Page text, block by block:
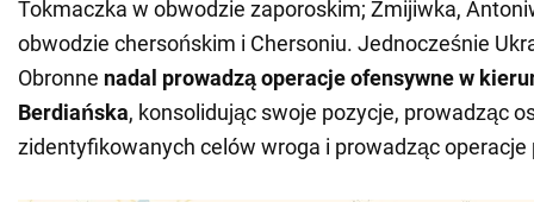
Tokmaczka w obwodzie zaporoskim; Zmijiwka,
obwodzie chersońskim i Chersoniu. Jednocześnie
Obronne nadal prowadzą operacje ofensywne w
Berdiańska, konsolidując swoje pozycje, prowadząc
zidentyfikowanych celów wroga i prowadząc